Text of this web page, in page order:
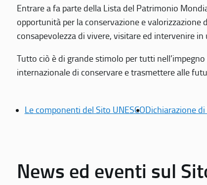
Entrare a fa parte della Lista del Patrimonio
opportunità per la conservazione e valorizzazione
consapevolezza di vivere, visitare ed intervenire
Tutto ciò è di grande stimolo per tutti
internazionale di conservare e trasmettere alle
Le componenti del Sito UNESCODichiarazione di
News ed eventi sul